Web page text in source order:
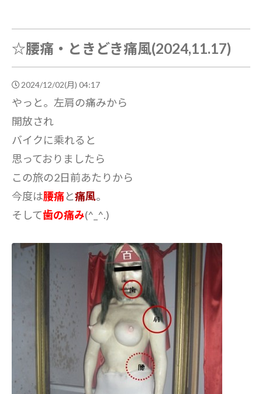
☆腰痛・ときどき痛風(2024,11.17)
2024/12/02(月) 04:17
やっと。左肩の痛みから
開放され
バイクに乘れると
思っておりましたら
この旅の2日前あたりから
今度は腰痛と痛風。
そして歯の痛み(^_^.)